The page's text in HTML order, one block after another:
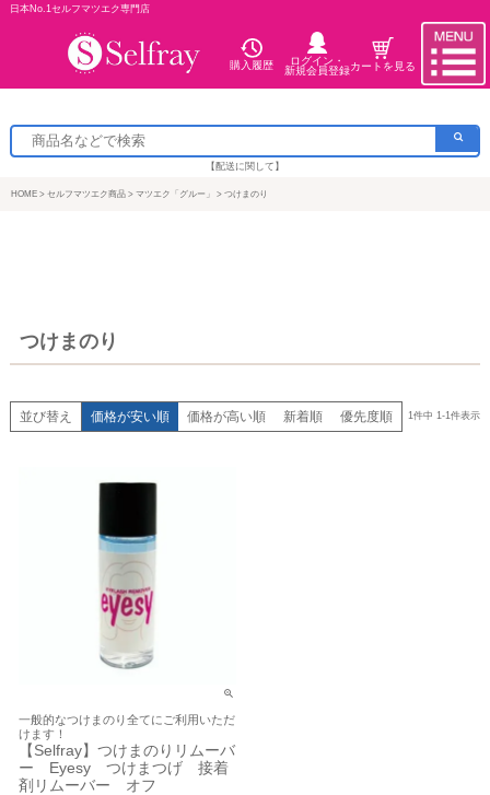
日本No.1セルフマツエク専門店
購入履歴
ログイン・
新規会員登録カートを見る
【配送に関して】
HOME セルフマツエク商品 マツエク「グルー」 つけまのり
つけまのり
並び替え 価格が安い順 価格が高い順 新着順 優先度順 1件中 1-1件表示
一般的なつけまのり全てにご利用いただ
けます！
【Selfray】つけまのりリムーバ
ー Eyesy つけまつげ 接着
剤リムーバー オフ